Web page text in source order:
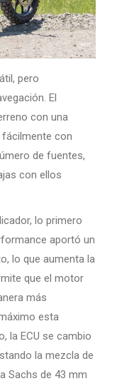
pero
El
con una
con
de fuentes,
con ellos
lo primero
aportó un
lo que aumenta la
que el motor
más
esta
la ECU se cambio
la mezcla de
Sachs de 43 mm